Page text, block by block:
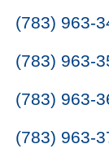
(783) 963-
(783) 963-
(783) 963-
(783) 963-